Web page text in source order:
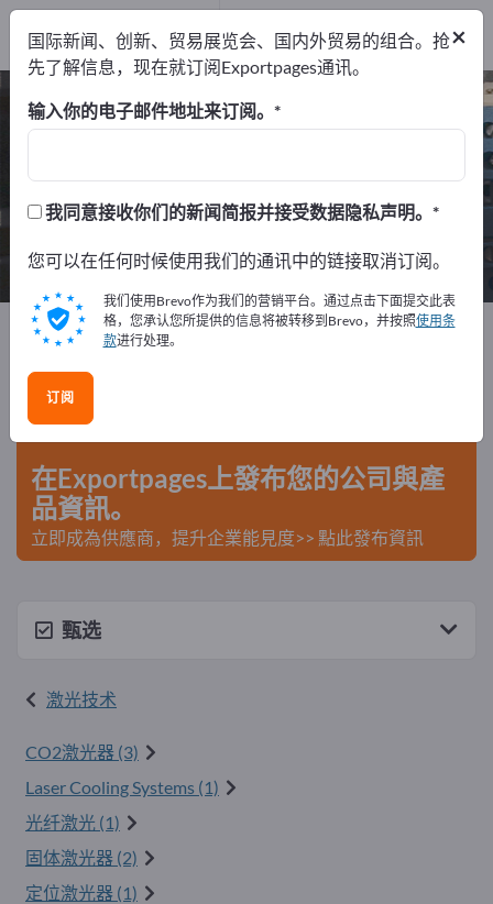
激光系统 – 查找制造商和供应商
27 24 2
1
经销商2
服务提供商1
Exportpages 电气工程 激光技术 激光系统
在Exportpages免費刊登廣告！
需求 – 供應 – 二手商品 – 商業聯繫 >> 由此開始
在Exportpages上發布您的公司與產
品資訊。
立即成為供應商，提升企業能見度>> 點此發布資訊
甄选
激光技术
CO2激光器 (3)
Laser Cooling Systems (1)
光纤激光 (1)
固体激光器 (2)
定位激光器 (1)
×
国际新闻、创新、贸易展览会、国内外贸易的组合。抢
先了解信息，现在就订阅Exportpages通讯。
输入你的电子邮件地址来订阅。
我同意接收你们的新闻简报并接受数据隐私声明。
您可以在任何时候使用我们的通讯中的链接取消订阅。
我们使用Brevo作为我们的营销平台。通过点击下面提交此表
格，您承认您所提供的信息将被转移到Brevo，并按照使用条
款进行处理。
订阅